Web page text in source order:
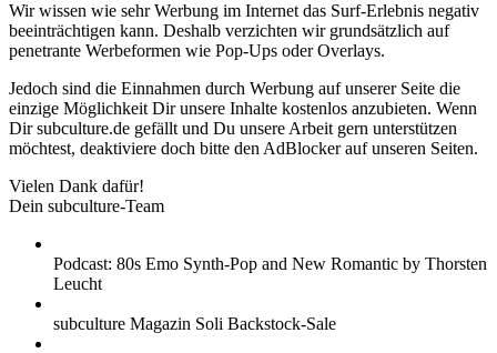
Wir wissen wie sehr Werbung im Internet das Surf-Erlebnis negativ
beeinträchtigen kann. Deshalb verzichten wir grundsätzlich auf
penetrante Werbeformen wie Pop-Ups oder Overlays.
Jedoch sind die Einnahmen durch Werbung auf unserer Seite die
einzige Möglichkeit Dir unsere Inhalte kostenlos anzubieten. Wenn
Dir subculture.de gefällt und Du unsere Arbeit gern unterstützen
möchtest, deaktiviere doch bitte den AdBlocker auf unseren Seiten.
Vielen Dank dafür!
Dein subculture-Team
Podcast: 80s Emo Synth-Pop and New Romantic by Thorsten
Leucht
subculture Magazin Soli Backstock-Sale